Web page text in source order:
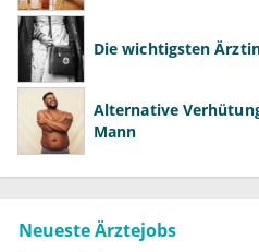
Die wichtigsten
Alternative
Mann
Neueste Ärztejobs